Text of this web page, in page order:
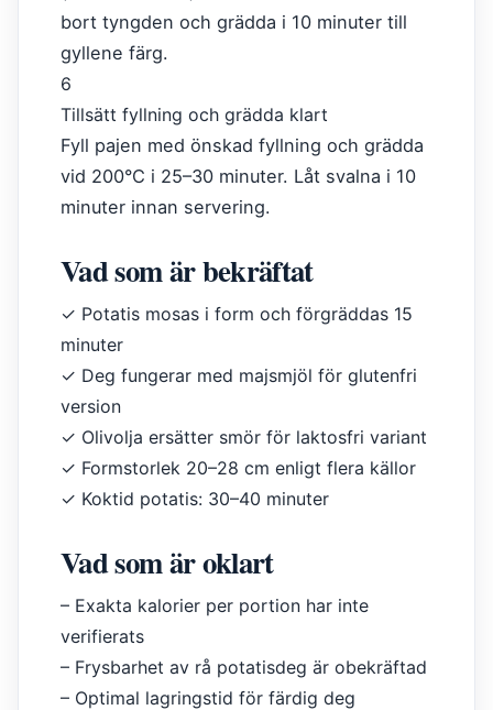
bort tyngden och grädda i 10 minuter till
gyllene färg.
6
Tillsätt fyllning och grädda klart
Fyll pajen med önskad fyllning och grädda
vid 200°C i 25–30 minuter. Låt svalna i 10
minuter innan servering.
Vad som är bekräftat
✓ Potatis mosas i form och förgräddas 15
minuter
✓ Deg fungerar med majsmjöl för glutenfri
version
✓ Olivolja ersätter smör för laktosfri variant
✓ Formstorlek 20–28 cm enligt flera källor
✓ Koktid potatis: 30–40 minuter
Vad som är oklart
– Exakta kalorier per portion har inte
verifierats
– Frysbarhet av rå potatisdeg är obekräftad
– Optimal lagringstid för färdig deg